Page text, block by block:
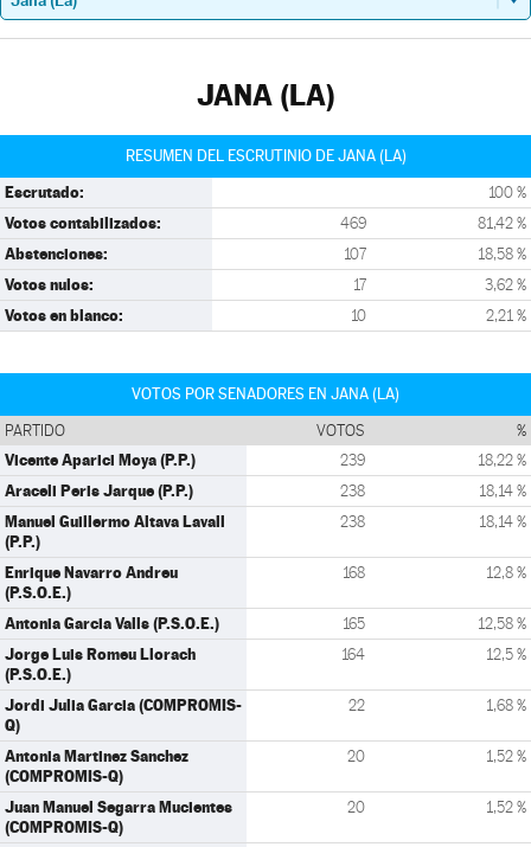
JANA (LA)
RESUMEN DEL ESCRUTINIO DE JANA (LA)
Escrutado: 100 %
Votos contabilizados: 469 81,42 %
Abstenciones: 107 18,58 %
Votos nulos: 17 3,62 %
Votos en blanco: 10 2,21 %
VOTOS POR SENADORES EN JANA (LA)
PARTIDO VOTOS %
Vicente Aparici Moya (P.P.) 239 18,22 %
Araceli Peris Jarque (P.P.) 238 18,14 %
Manuel Guillermo Altava Lavall
(P.P.)
238 18,14 %
Enrique Navarro Andreu
(P.S.O.E.)
168 12,8 %
Antonia Garcia Valls (P.S.O.E.) 165 12,58 %
Jorge Luis Romeu Llorach
(P.S.O.E.)
164 12,5 %
Jordi Julia Garcia (COMPROMIS-
Q)
22 1,68 %
Antonia Martinez Sanchez
(COMPROMIS-Q)
20 1,52 %
Juan Manuel Segarra Mucientes
(COMPROMIS-Q)
20 1,52 %